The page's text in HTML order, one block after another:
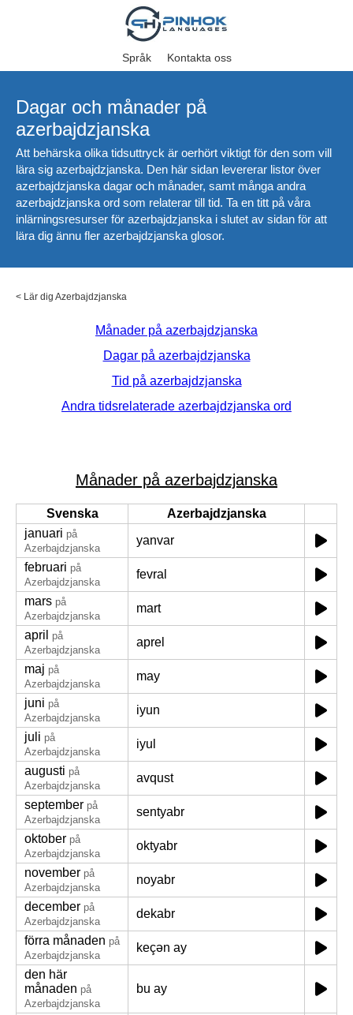
Språk Kontakta oss
Dagar och månader på
azerbajdzjanska
Att behärska olika tidsuttryck är oerhört viktigt för den som vill
lära sig azerbajdzjanska. Den här sidan levererar listor över
azerbajdzjanska dagar och månader, samt många andra
azerbajdzjanska ord som relaterar till tid. Ta en titt på våra
inlärningsresurser för azerbajdzjanska i slutet av sidan för att
lära dig ännu fler azerbajdzjanska glosor.
< Lär dig Azerbajdzjanska
Månader på azerbajdzjanska
Dagar på azerbajdzjanska
Tid på azerbajdzjanska
Andra tidsrelaterade azerbajdzjanska ord
Månader på azerbajdzjanska
Svenska
Azerbajdzjanska
januari på
Azerbajdzjanska
yanvar
februari på
Azerbajdzjanska
fevral
mars på
Azerbajdzjanska
mart
april
på
Azerbajdzjanska
aprel
maj på
Azerbajdzjanska
may
juni på
Azerbajdzjanska
iyun
juli på
Azerbajdzjanska
iyul
augusti på
Azerbajdzjanska
avqust
september på
Azerbajdzjanska
sentyabr
oktober på
Azerbajdzjanska
oktyabr
november på
Azerbajdzjanska
noyabr
december på
Azerbajdzjanska
dekabr
förra månaden på
Azerbajdzjanska
keçən ay
den här
månaden på
Azerbajdzjanska
bu ay